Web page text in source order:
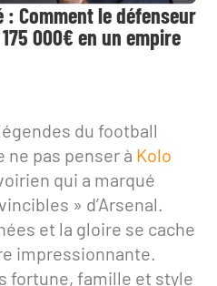
: Comment le défenseur
000€ en un empire
du football
ne pas penser à Kolo
qui a marqué
» d’Arsenal.
et la gloire se cache
impressionnante.
fortune, famille et style